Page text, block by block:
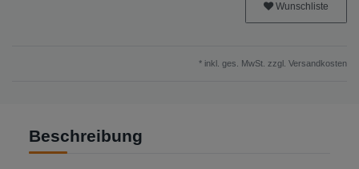
Wunschliste
* inkl. ges. MwSt. zzgl. Versandkosten
Beschreibung